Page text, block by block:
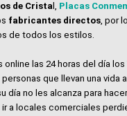
de Cristal, Placas
fabricantes directos, por
de todos los estilos.
las 24 horas del día los
que llevan una vida
no les alcanza para
a locales comerciales